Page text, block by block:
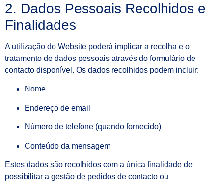
2. Dados Pessoais Recolhidos e
Finalidades
A utilização do Website poderá implicar a recolha e o
tratamento de dados pessoais através do formulário de
contacto disponível. Os dados recolhidos podem incluir:
Nome
Endereço de email
Número de telefone (quando fornecido)
Conteúdo da mensagem
Estes dados são recolhidos com a única finalidade de
possibilitar a gestão de pedidos de contacto ou